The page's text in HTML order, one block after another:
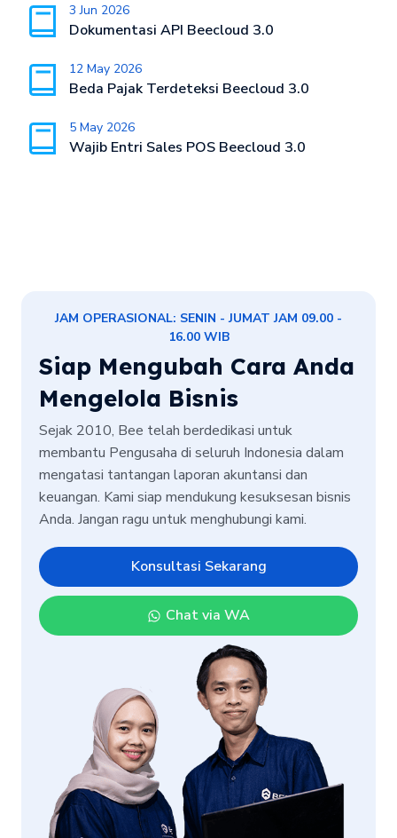
3 Jun 2026
Dokumentasi API Beecloud 3.0
12 May 2026
Beda Pajak Terdeteksi Beecloud 3.0
5 May 2026
Wajib Entri Sales POS Beecloud 3.0
JAM OPERASIONAL: SENIN - JUMAT JAM 09.00 -
16.00 WIB
Siap Mengubah Cara Anda
Mengelola Bisnis
Sejak 2010, Bee telah berdedikasi untuk
membantu Pengusaha di seluruh Indonesia dalam
mengatasi tantangan laporan akuntansi dan
keuangan. Kami siap mendukung kesuksesan bisnis
Anda. Jangan ragu untuk menghubungi kami.
Konsultasi Sekarang
Chat via WA